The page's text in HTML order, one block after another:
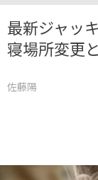
最新ジャッ
寝場所変更
佐藤陽